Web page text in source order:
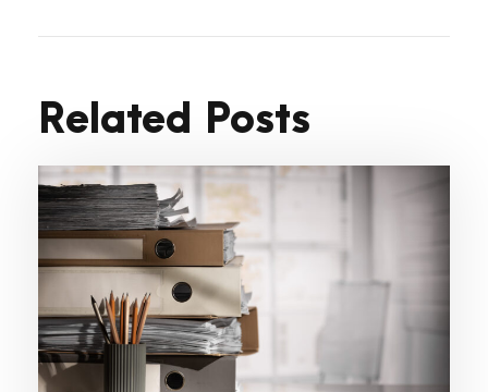
Related Posts